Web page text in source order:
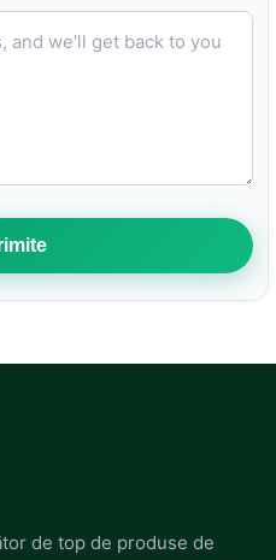
back to you within 24 hours.
de top de produse de